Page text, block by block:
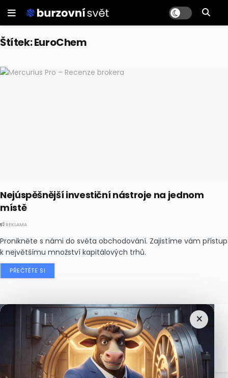
Štítek:EuroChem
Nejúspěšnější investiční nástroje na jednom
místě
REKLAMA
Pronikněte s námi do světa obchodování. Zajistíme vám přístup
k největšímu množství kapitálových trhů.
PŘEČTĚTE SI
×
Nejčtenějšízprávy